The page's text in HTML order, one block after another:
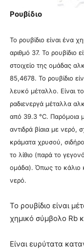
Ρουβίδιο
Το ρουβίδιο είναι ένα
αριθμό 37. Το ρουβίδιο
στοιχείο της ομάδας
85,4678. Το ρουβίδιο
λευκό μέταλλο. Είναι
ραδιενεργά μέταλλα
από 39.3 °C. Παρόμοια
αντιδρά βίαια με νερό,
κράματα χρυσού,
το λίθιο (παρά το
ομάδα). Όπως το κάλιο
νερό.
Το ρουβίδιο είναι
χημικό σύμβολο Rb
Είναι ευρύτατα